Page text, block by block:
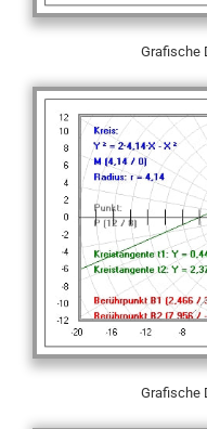
Grafische
Grafische